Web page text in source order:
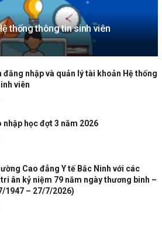
thống thông tin sinh viên
đăng nhập và quản lý tài khoản Hệ thống
viên
nhập học đợt 3 năm 2026
Cao đẳng Y tế Bắc Ninh với các
ân kỷ niệm 79 năm ngày thương binh –
1947 – 27/7/2026)